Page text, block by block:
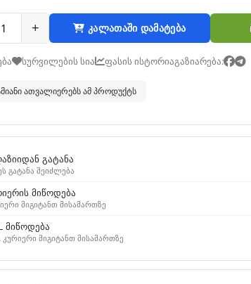
+ კალათაში დამატება
სურვილების სია ფასის ისტორიაგაზიარება:
ათვალიერებს ამ პროდუქტს
გატანა
გატანა შეიძლება
მიწოდება
მიგიტანთ მისამართზე
მიწოდება
კურიერი მიგიტანთ მისამართზე